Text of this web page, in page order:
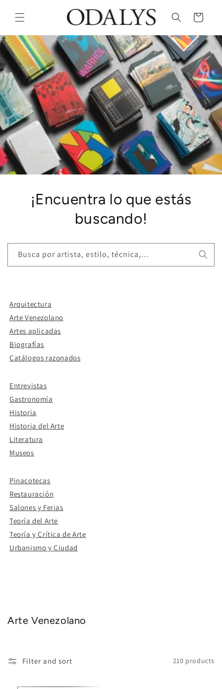
content
Cart
¡Encuentra lo que estás
buscando!
Busca por artista, estilo, técnica,...
Arquitectura
Arte Venezolano
Artes aplicadas
Biografías
Catálogos razonados
Entrevistas
Gastronomía
Historia
Historia del Arte
Literatura
Museos
Pinacotecas
Restauración
Salones y Ferias
Teoría del Arte
Teoría y Crítica de Arte
Urbanismo y Ciudad
Arte Venezolano
Filter and sort 210 products